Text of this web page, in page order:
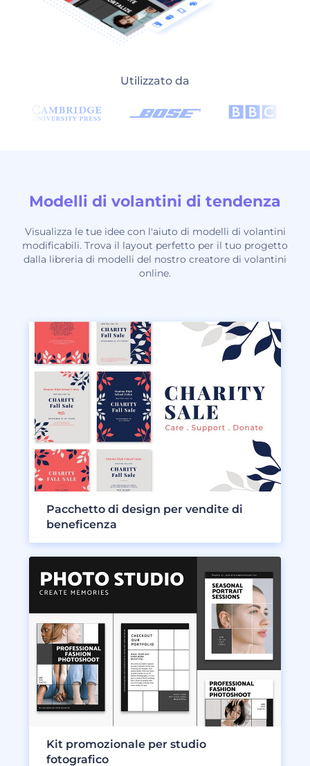
Utilizzato da
Modelli di volantini di tendenza
Visualizza le tue idee con l'aiuto di modelli di volantini
modificabili. Trova il layout perfetto per il tuo progetto
dalla libreria di modelli del nostro creatore di volantini
online.
Pacchetto di design per vendite di
beneficenza
Kit promozionale per studio
fotografico